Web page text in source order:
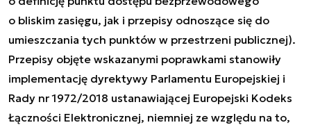
o bliskim zasięgu, jak i przepisy odnoszące się do
umieszczania tych punktów w przestrzeni publicznej).
Przepisy objęte wskazanymi poprawkami stanowiły
implementację dyrektywy Parlamentu Europejskiej i
Rady nr 1972/2018 ustanawiającej Europejski Kodeks
Łączności Elektronicznej, niemniej ze względu na to,